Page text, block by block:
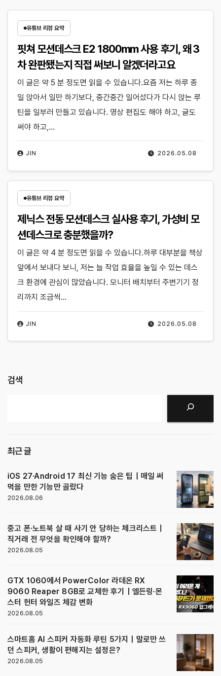
유튜브 리뷰 요약
핏쳐 모션데스크 E2 1800mm 사용 후기, 왜 3
차 완판됐는지 직접 써보니 알겠더라고요
2026.05.08
JIN
이 글은 약 5 분 정도면 읽을 수 있습니다.요즘 저는 하루 종
일 앉아서 일만 하기보다, 중간중간 일어섰다가 다시 앉는 루
틴을 일부러 만들고 있습니다. 영상 편집도 해야 하고, 글도
써야 하고,…
유튜브 리뷰 요약
제닉스 전동 모션데스크 실사용 후기, 가성비 모
션데스크로 충분했을까?
2026.05.08
JIN
이 글은 약 4 분 정도면 읽을 수 있습니다.하루 대부분을 책상
앞에서 보내다 보니, 저는 늘 작업 효율을 높일 수 있는 데스
크 환경에 관심이 많았습니다. 모니터 배치부터 주변기기 정
리까지 조금씩…
검색
최근 글
iOS 27·Android 17 최신 기능 숨은 팁｜매일 써
먹을 만한 기능만 골랐다
2026.08.06
중고 폰·노트북 살 때 사기 안 당하는 체크리스트｜
직거래 전 무엇을 확인해야 할까?
2026.08.05
GTX 1060에서 PowerColor 라데온 RX
9060 Reaper 8GB로 교체한 후기｜엘든링·몬
스터 헌터 와일즈 체감 변화
2026.08.05
스마트홈 AI 스피커 자동화 루틴 5가지｜말로만 쓰
던 스피커, 생활이 편해지는 설정은?
2026.08.05